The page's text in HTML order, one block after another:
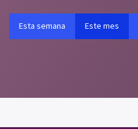
Esta semana Este mes